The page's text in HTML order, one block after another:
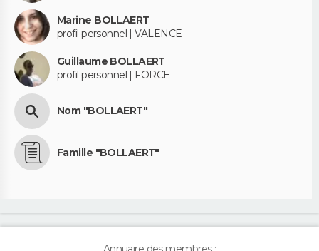
Marine BOLLAERT
profil personnel | VALENCE
Guillaume BOLLAERT
profil personnel | FORCE
Nom "BOLLAERT"
Famille "BOLLAERT"